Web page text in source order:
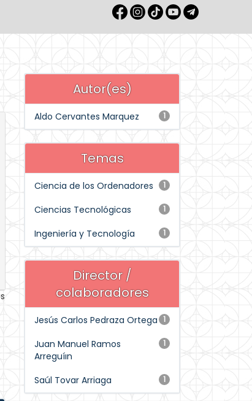
Autor(es)
1
Aldo Cervantes Marquez
Temas
1
Ciencia de los Ordenadores
1
Ciencias Tecnológicas
1
Ingeniería y Tecnología
Director /
colaboradores
1
Jesús Carlos Pedraza Ortega
1
Juan Manuel Ramos
Arreguíın
1
Saúl Tovar Arriaga